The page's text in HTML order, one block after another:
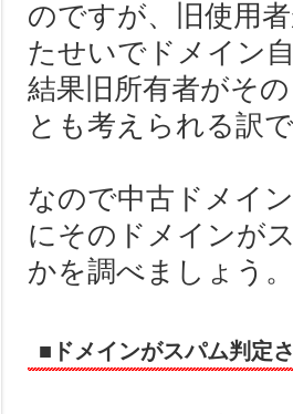
のですが、旧使用
たせいでドメイン
結果旧所有者がそ
とも考えられる訳で
なので中古ドメイ
にそのドメインが
かを調べましょう。
■ドメインがスパム判定